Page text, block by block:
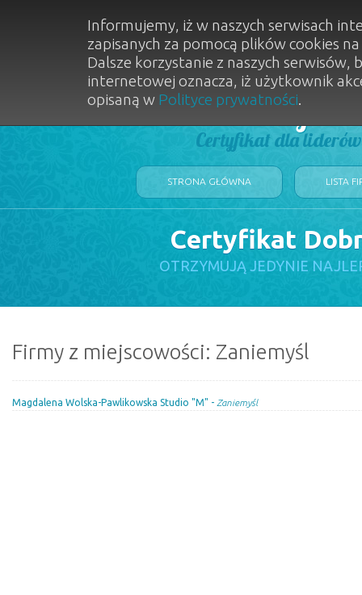
Dobry
Certyfikat dla
STRONA GŁÓWNA LISTA
Certyfikat
OTRZYMUJĄ JEDYNIE
Firmy z miejscowości: Zaniemyśl
Magdalena Wolska-Pawlikowska Studio "M" - Zaniemyśl
Informujemy, iż w naszych serwisach
zapisanych za pomocą plików cookies
Dalsze korzystanie z naszych
internetowej oznacza, iż użytkownik
opisaną w Polityce prywatności.